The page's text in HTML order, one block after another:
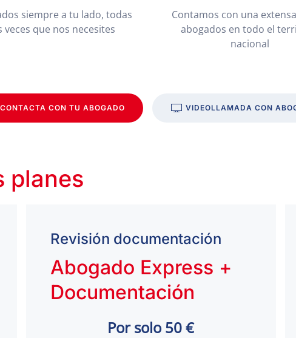
siempre a tu lado, todas
veces que nos necesites
Contamos con una
abogados en todo el
nacional
CONTACTA CON TU ABOGADO VIDEOLLAMADA CON
planes
Revisión documentación
Abogado Express +
Documentación
Por solo 50 €